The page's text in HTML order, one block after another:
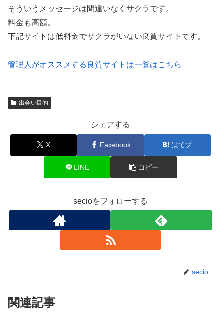
そういうメッセージは間違いなくサクラです。
料金も高額。
下記サイトは低料金でサクラがいない良質サイトです。
管理人がオススメする良質サイトは一覧はこちら
出会い目的
シェアする
X Facebook はてブ
LINE コピー
secioをフォローする
secio
関連記事